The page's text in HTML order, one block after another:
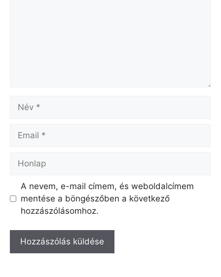
Név
Email
Honlap
A nevem, e-mail címem, és weboldalcímem
mentése a böngészőben a következő
hozzászólásomhoz.